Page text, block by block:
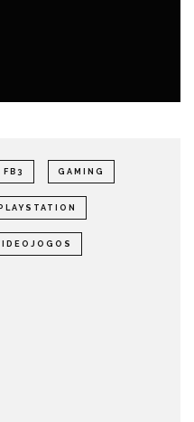
FB3 GAMING
PLAYSTATION